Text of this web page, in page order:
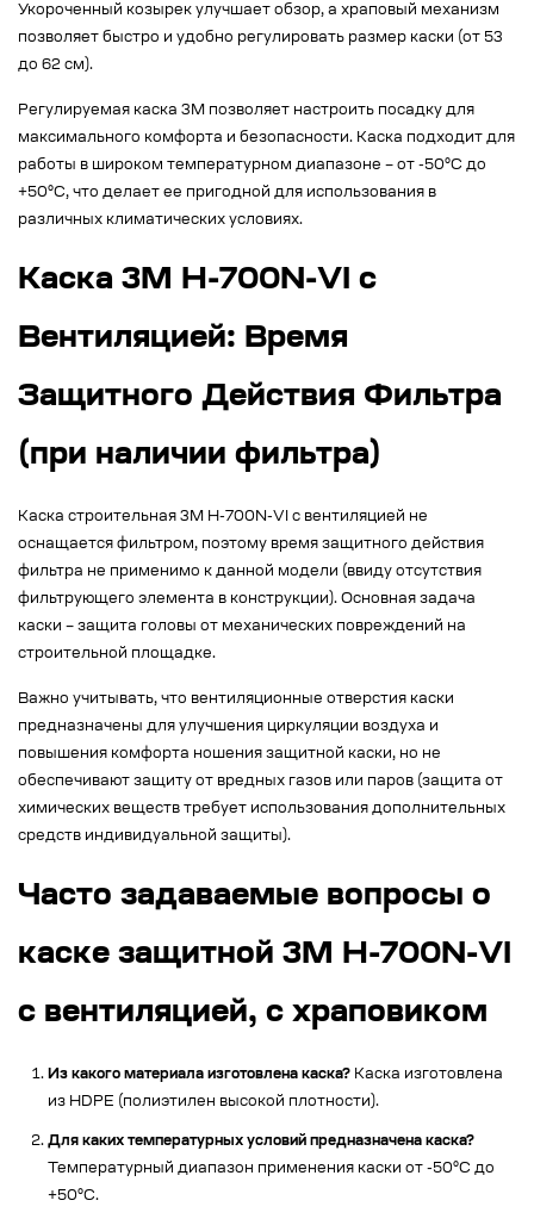
Укороченный козырек улучшает обзор, а храповый механизм
позволяет быстро и удобно регулировать размер каски (от 53
до 62 см).
Регулируемая каска 3M позволяет настроить посадку для
максимального комфорта и безопасности. Каска подходит для
работы в широком температурном диапазоне – от -50°C до
+50°C, что делает ее пригодной для использования в
различных климатических условиях.
Каска 3M H-700N-VI с
Вентиляцией: Время
Защитного Действия Фильтра
(при наличии фильтра)
Каска строительная 3M H-700N-VI с вентиляцией не
оснащается фильтром, поэтому время защитного действия
фильтра не применимо к данной модели (ввиду отсутствия
фильтрующего элемента в конструкции). Основная задача
каски – защита головы от механических повреждений на
строительной площадке.
Важно учитывать, что вентиляционные отверстия каски
предназначены для улучшения циркуляции воздуха и
повышения комфорта ношения защитной каски, но не
обеспечивают защиту от вредных газов или паров (защита от
химических веществ требует использования дополнительных
средств индивидуальной защиты).
Часто задаваемые вопросы о
каске защитной 3M H-700N-VI
с вентиляцией, с храповиком
Из какого материала изготовлена каска? Каска изготовлена
из HDPE (полиэтилен высокой плотности).
Для каких температурных условий предназначена каска?
Температурный диапазон применения каски от -50°C до
+50°C.